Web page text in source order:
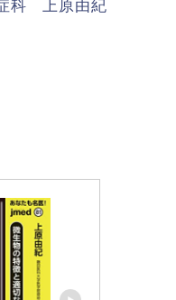
科 上原由紀